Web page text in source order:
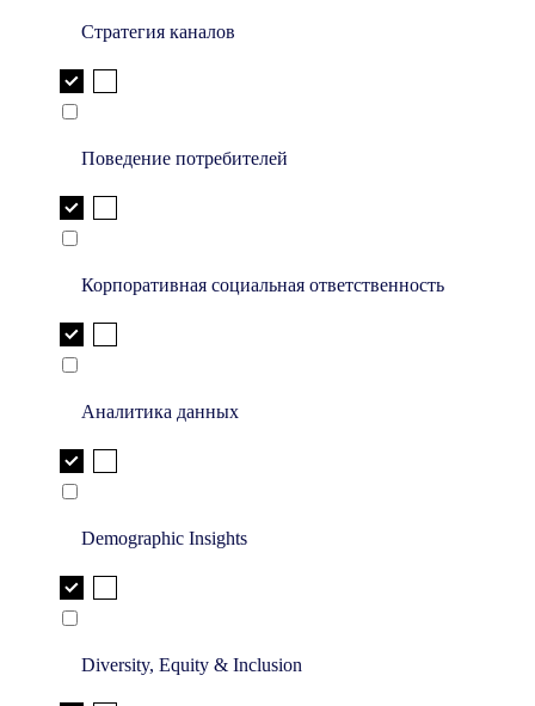
Стратегия каналов
Поведение потребителей
Корпоративная социальная ответственность
Аналитика данных
Demographic Insights
Diversity, Equity & Inclusion